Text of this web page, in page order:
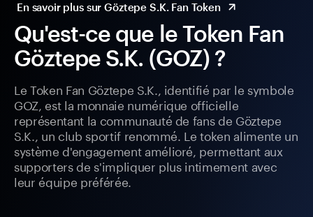
Qu'est-ce que le Token Fan
Göztepe S.K. (GOZ) ?
Le Token Fan Göztepe S.K., identifié par le symbole
GOZ, est la monnaie numérique officielle
représentant la communauté de fans de Göztepe
S.K., un club sportif renommé. Le token alimente un
système d'engagement amélioré, permettant aux
supporters de s'impliquer plus intimement avec
leur équipe préférée.
En savoir plus sur Göztepe S.K. Fan Token